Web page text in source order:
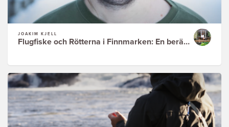
JOAKIM KJELL
Flugfiske och Rötterna i Finnmarken: En berättelse av Joakim Kjell